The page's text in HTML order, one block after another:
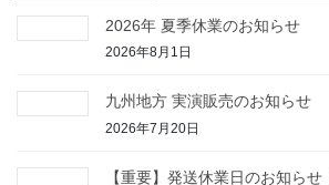
2026年 夏季休業のお知らせ
2026年8月1日
九州地方 実演販売のお知らせ
2026年7月20日
【重要】発送休業日のお知らせ